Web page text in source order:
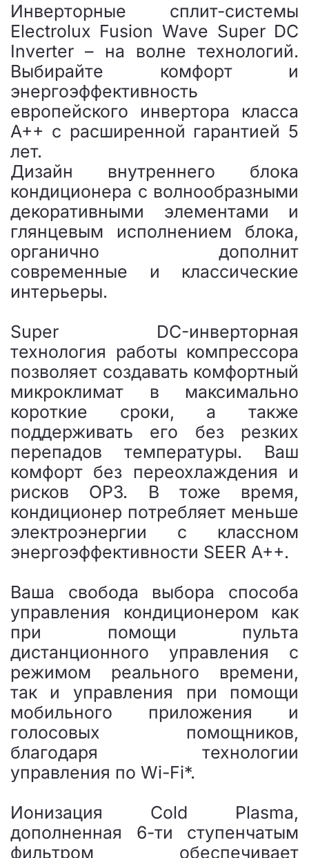
Инверторные сплит-системы
Electrolux Fusion Wave Super DC
Inverter – на волне технологий.
Выбирайте комфорт и
энергоэффективность
европейского инвертора класса
А++ с расширенной гарантией 5
лет.
Дизайн внутреннего блока
кондиционера с волнообразными
декоративными элементами и
глянцевым исполнением блока,
органично дополнит
современные и классические
интерьеры.
Super DC-инверторная
технология работы компрессора
позволяет создавать комфортный
микроклимат в максимально
короткие сроки, а также
поддерживать его без резких
перепадов температуры. Ваш
комфорт без переохлаждения и
рисков ОРЗ. В тоже время,
кондиционер потребляет меньше
электроэнергии с классном
энергоэффективности SEER A++.
Ваша свобода выбора способа
управления кондиционером как
при помощи пульта
дистанционного управления с
режимом реального времени,
так и управления при помощи
мобильного приложения и
голосовых помощников,
благодаря технологии
управления по Wi-Fi*.
Ионизация Cold Plasma,
дополненная 6-ти ступенчатым
фильтром обеспечивает